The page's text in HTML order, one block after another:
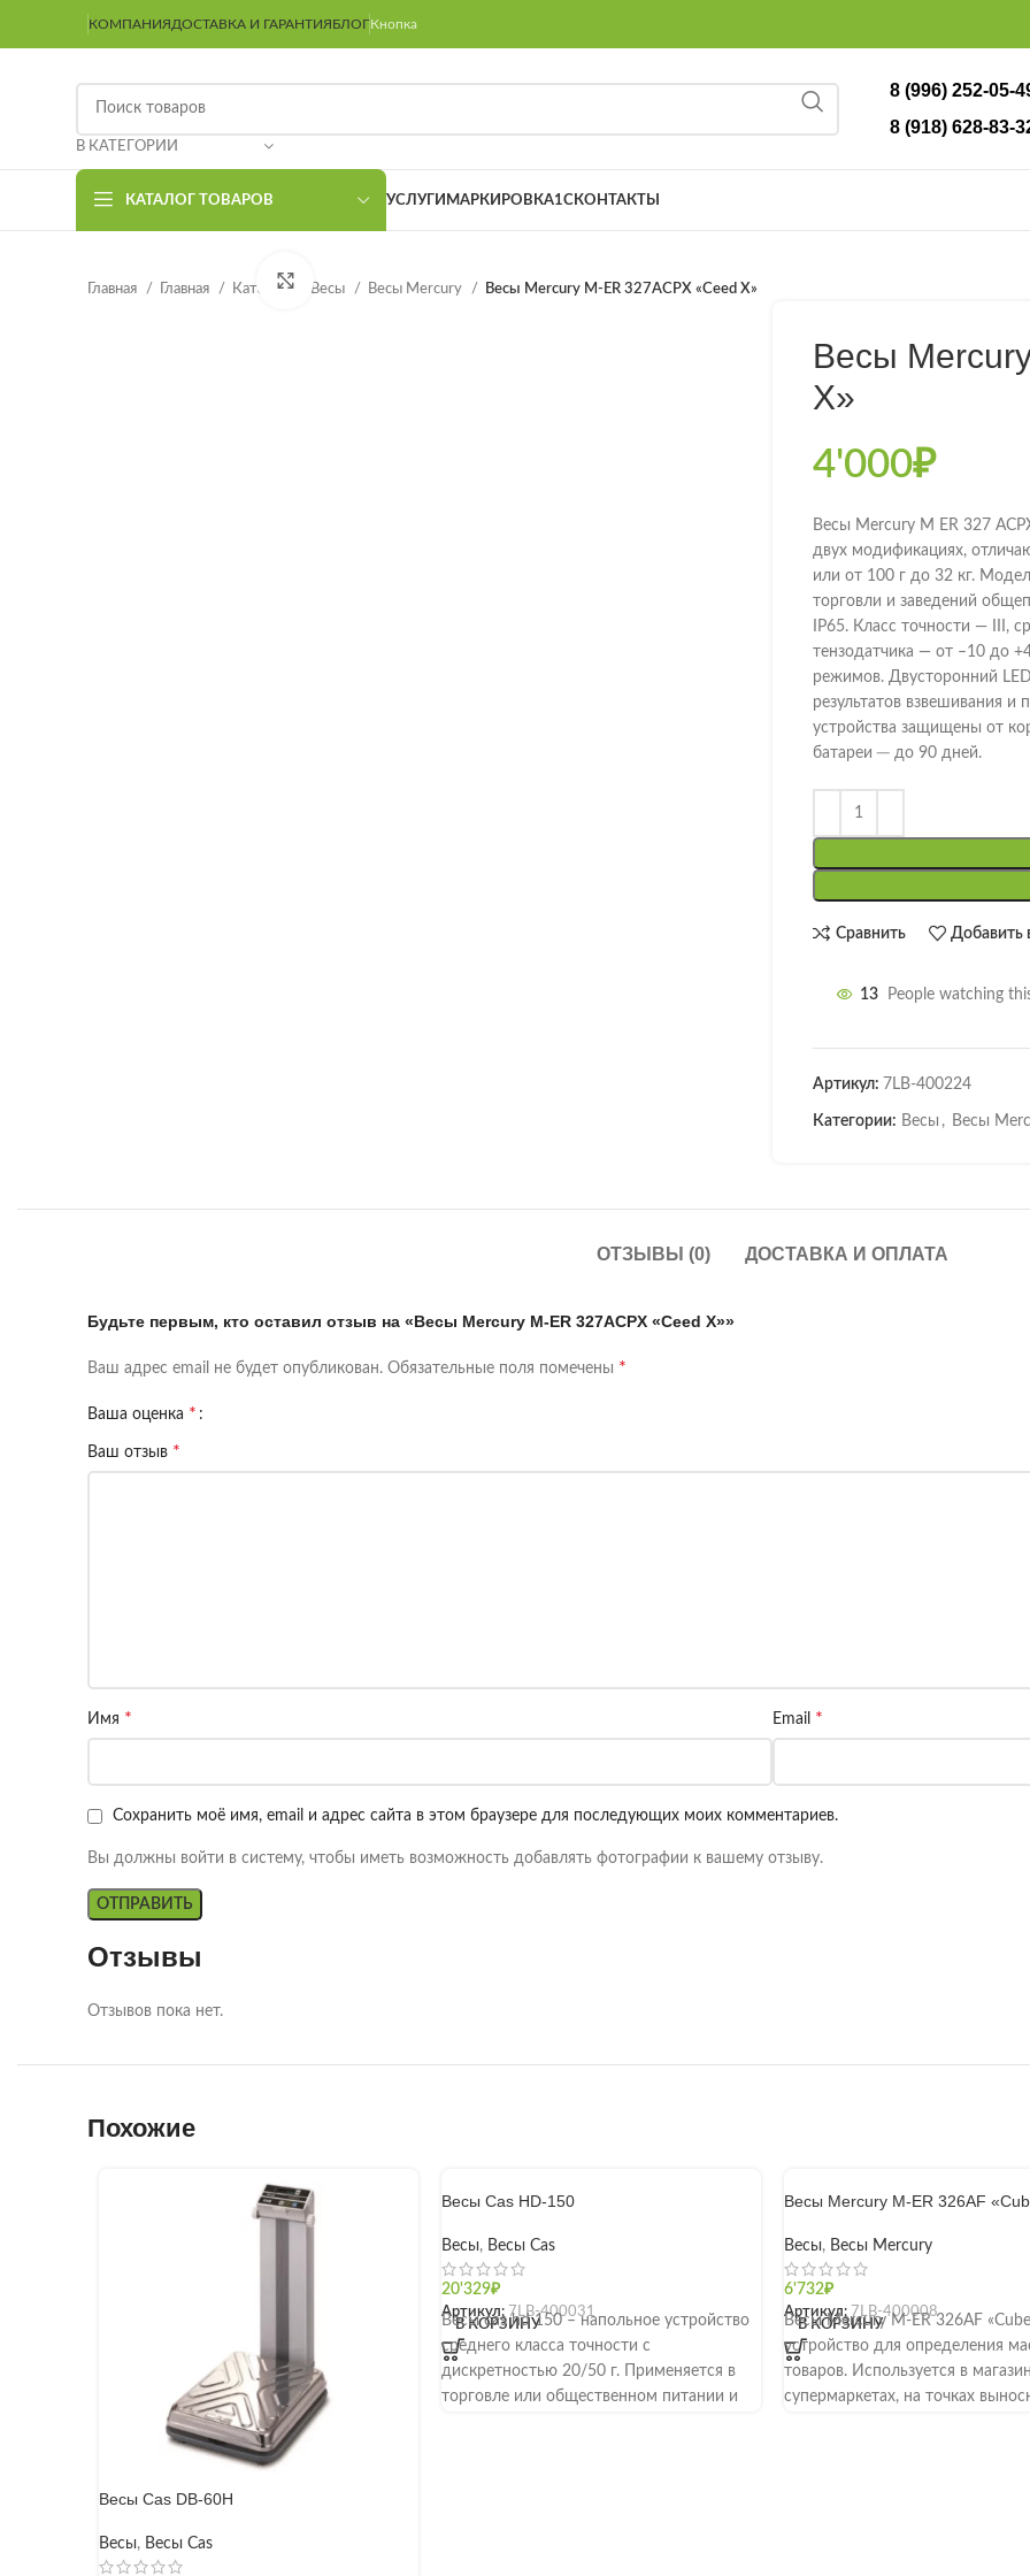
КОМПАНИЯДОСТАВКА И ГАРАНТИЯБЛОГКнопка
В КАТЕГОРИИ
8 (996) 252-05-
8 (918) 628-83-
КАТАЛОГ ТОВАРОВ УСЛУГИ МАРКИРОВКА1СКОНТАКТЫ
Главная Главная Каталог Весы Весы Mercury Весы Mercury M-ER 327ACPX «Ceed X»
Нажмите, чтобы увеличить
Весы
X»
4'000₽
Весы Mercury M ER 327
двух модификациях,
или от 100 г до 32 кг.
торговли и заведений
IP65. Класс точности — III,
тензодатчика — от –10 до
режимов. Двусторонний
результатов взвешивания
устройства защищены от
батареи ─ до 90 дней.
Сравнить Добавить
13 People watching
Артикул: 7LB-400224
Категории: Весы , Весы
ОТЗЫВЫ (0) ДОСТАВКА И ОПЛАТА
Отзывы
Отзывов пока нет.
Будьте первым, кто оставил отзыв на «Весы Mercury M-ER 327ACPX «Ceed X»»
Ваш адрес email не будет опубликован. Обязательные поля помечены *
Ваша оценка *
Ваш отзыв *
Имя * Email *
Сохранить моё имя, email и адрес сайта в этом браузере для последующих моих комментариев.
Вы должны войти в систему, чтобы иметь возможность добавлять фотографии к вашему отзыву.
Похожие
Весы Cas DB-60H
Весы, Весы Cas
Весы Cas HD-150
Весы, Весы Cas
20'329₽
В КОРЗИНУ
Артикул: 7LB-400031
Весы cas hd 150 – напольное устройство
среднего класса точности с
дискретностью 20/50 г. Применяется в
торговле или общественном питании и
Весы Mercury M-ER 326AF
Весы, Весы Mercury
6'732₽
В КОРЗИНУ
Артикул: 7LB-400008
Весы Mercury M-ER 326AF
устройство для определения
товаров. Используется в
супермаркетах, на точках